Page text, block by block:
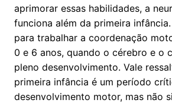
aprimorar essas habilidades, a
funciona além da primeira
para trabalhar a coordenação
0 e 6 anos, quando o cérebro e o
pleno desenvolvimento. Vale
primeira infância é um período
desenvolvimento motor, mas não